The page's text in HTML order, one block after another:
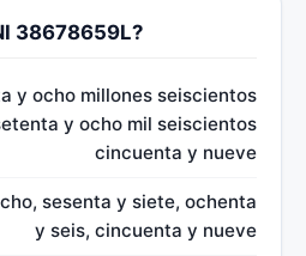
38678659L?
y ocho millones seiscientos
y ocho mil seiscientos
cincuenta y nueve
sesenta y siete, ochenta
y seis, cincuenta y nueve